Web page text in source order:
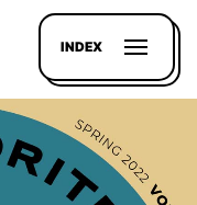
INDEX